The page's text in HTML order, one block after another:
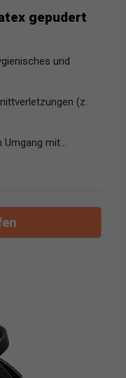
gepudert
und
(z.
Umgang mit...